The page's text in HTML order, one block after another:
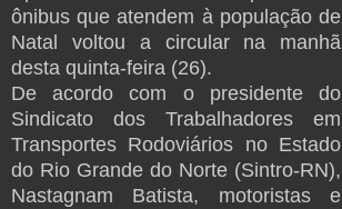
ônibus que atendem à população de
Natal voltou a circular na manhã
desta quinta-feira (26).
De acordo com o presidente do
Sindicato dos Trabalhadores em
Transportes Rodoviários no Estado
do Rio Grande do Norte (Sintro-RN),
Nastagnam Batista, motoristas e